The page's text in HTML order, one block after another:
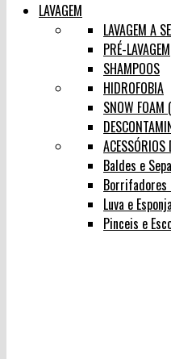
LAVAGEM
LAVAGEM A
PRÉ-LAVAGEM
SHAMPOOS
HIDROFOBIA
SNOW FOAM
ACESSÓRIOS
Baldes e
Borrifadores
Luva e Esponja
Pinceis e